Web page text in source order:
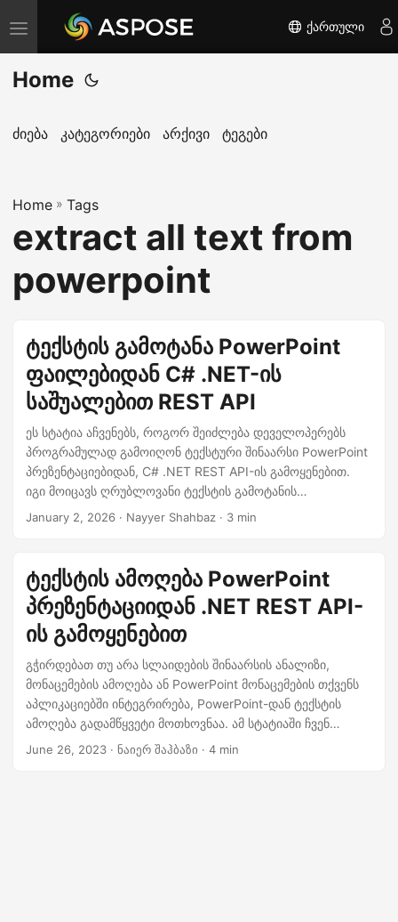
T
o
g
l
a
v
i
g
a
ქართული
Home
ძიება კატეგორიები არქივი ტეგები
Home » Tags
extract all text from
powerpoint
ტექსტის გამოტანა PowerPoint
ფაილებიდან C# .NET-ის
საშუალებით REST API
ეს სტატია აჩვენებს, როგორ შეიძლება დეველოპერებს
პროგრამულად გამოიღონ ტექსტური შინაარსი PowerPoint
პრეზენტაციებიდან, C# .NET REST API-ის გამოყენებით.
იგი მოიცავს ღრუბლოვანი ტექსტის გამოტანის
შესაძლებლობას PPT და PPTX ფაილებიდან
January 2, 2026 · Nayyer Shahbaz · 3 min
ტექსტის ამოღება PowerPoint
პრეზენტაციიდან .NET REST API-
ის გამოყენებით
გჭირდებათ თუ არა სლაიდების შინაარსის ანალიზი,
მონაცემების ამოღება ან PowerPoint მონაცემების თქვენს
აპლიკაციებში ინტეგრირება, PowerPoint-დან ტექსტის
ამოღება გადამწყვეტი მოთხოვნაა. ამ სტატიაში ჩვენ
განვიხილავთ სხვადასხვა მეთოდებსა და ტექნიკას
June 26, 2023 · ნაიერ შაჰბაზი · 4 min